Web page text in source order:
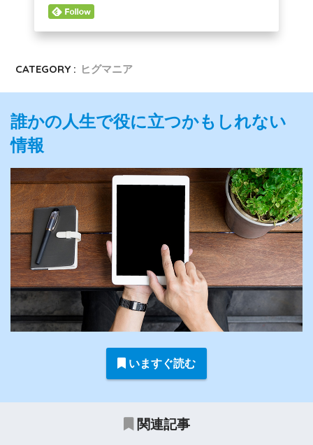
CATEGORY : ヒグマニア
誰かの人生で役に立つかもしれない
情報
いますぐ読む
関連記事